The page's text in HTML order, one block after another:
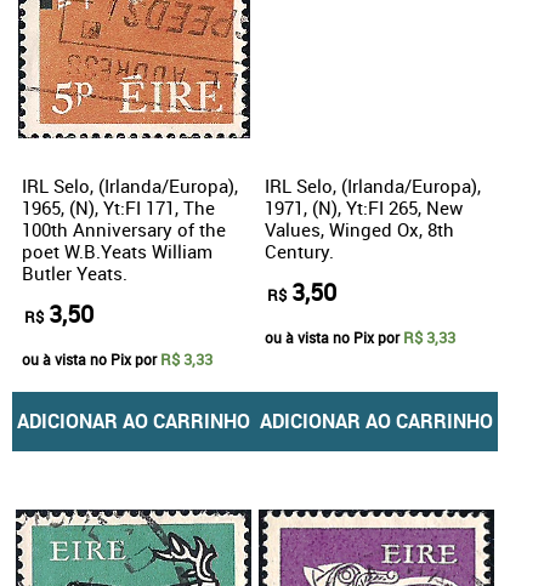
IRL Selo, (Irlanda/Europa),
1965, (N), Yt:FI 171, The
100th Anniversary of the
poet W.B.Yeats William
Butler Yeats.
R$ 3,50
ou à vista no Pix porR$ 3,33
ADICIONAR AO CARRINHO
IRL Selo, (Irlanda/Europa),
1971, (N), Yt:FI 265, New
Values, Winged Ox, 8th
Century.
R$ 3,50
ou à vista no Pix porR$ 3,33
ADICIONAR AO CARRINHO